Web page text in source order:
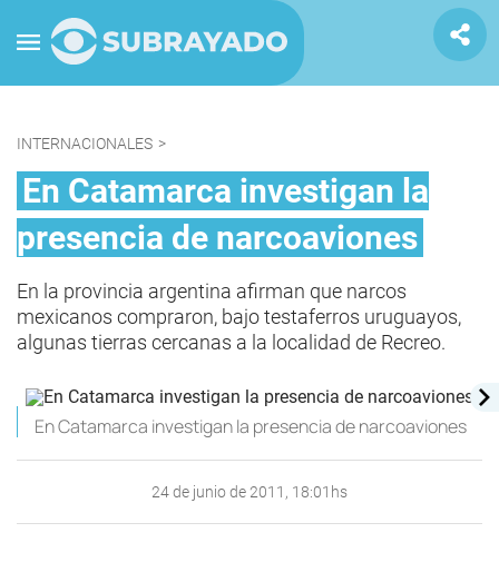
INTERNACIONALES >
En Catamarca investigan la
presencia de narcoaviones
En la provincia argentina afirman que narcos
mexicanos compraron, bajo testaferros uruguayos,
algunas tierras cercanas a la localidad de Recreo.
En Catamarca investigan la presencia de narcoaviones
24 de junio de 2011, 18:01hs